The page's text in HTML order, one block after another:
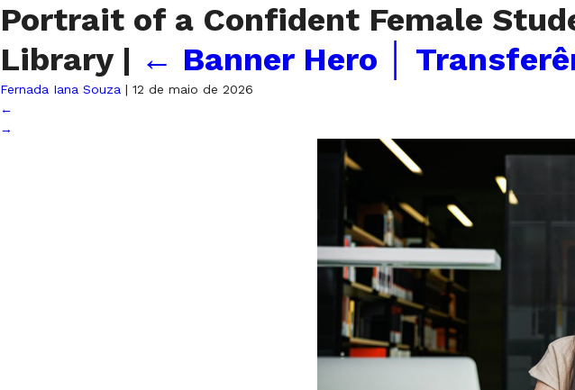
Portrait of a Confident Female
Library | ← Banner Hero │
Fernada Iana Souza | 12 de maio de 2026
←
→